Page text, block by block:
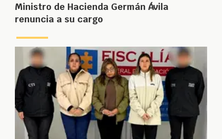
Ministro de Hacienda Germán Ávila
renuncia a su cargo